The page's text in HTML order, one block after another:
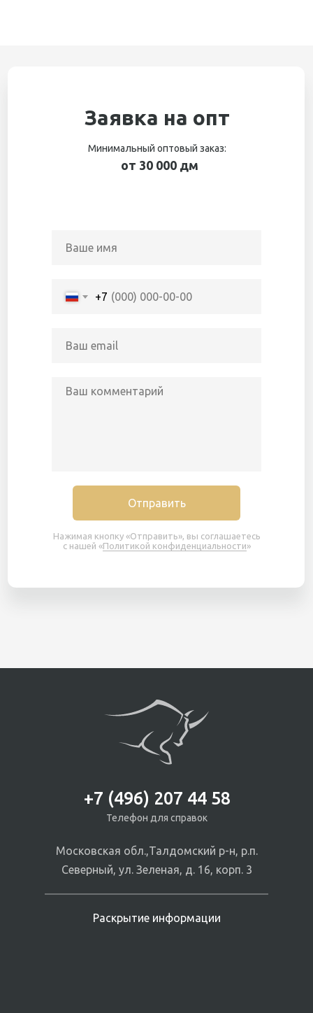
+7
Отправить
Нажимая кнопку «Отправить», вы соглашаетесь
с нашей «Политикой конфиденциальности»
Минимальный оптовый заказ:
от 30 000 дм
Заявка на опт
Московская обл.,Талдомский р-н, р.п.
Северный, ул. Зеленая, д. 16, корп. 3
+7 (496) 207 44 58
Телефон для справок
Раскрытие информации